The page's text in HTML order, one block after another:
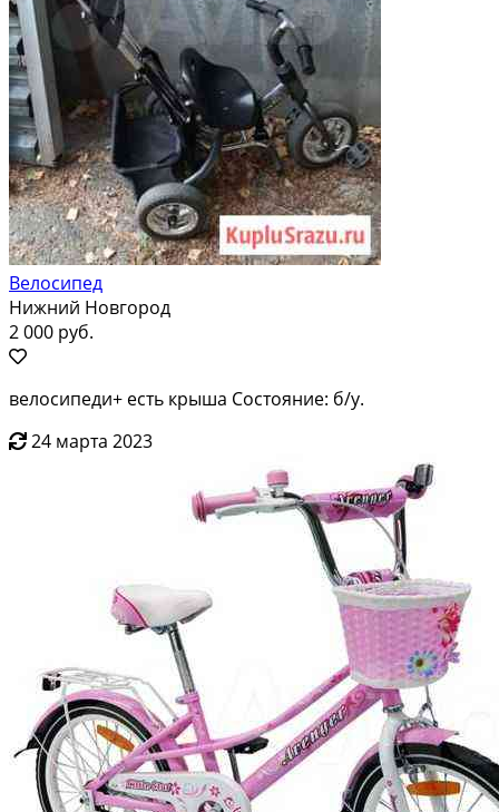
Велосипед
Нижний Новгород
2 000 руб.
велосипеди+ есть крыша Состояние: б/у.
24 марта 2023